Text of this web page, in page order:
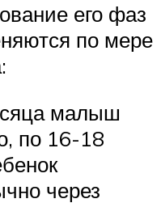
его фаз
по мере
малыш
по 16-18
через